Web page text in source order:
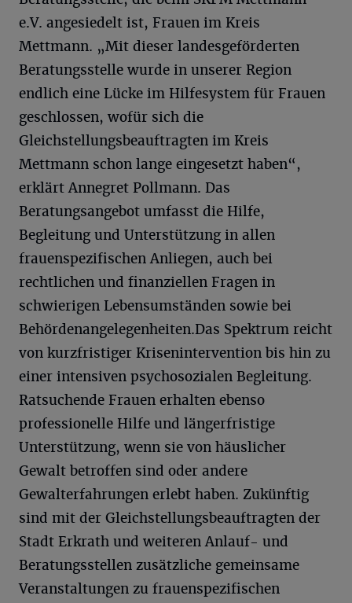
e.V. angesiedelt ist, Frauen im Kreis
Mettmann. „Mit dieser landesgeförderten
Beratungsstelle wurde in unserer Region
endlich eine Lücke im Hilfesystem für Frauen
geschlossen, wofür sich die
Gleichstellungsbeauftragten im Kreis
Mettmann schon lange eingesetzt haben“,
erklärt Annegret Pollmann. Das
Beratungsangebot umfasst die Hilfe,
Begleitung und Unterstützung in allen
frauenspezifischen Anliegen, auch bei
rechtlichen und finanziellen Fragen in
schwierigen Lebensumständen sowie bei
Behördenangelegenheiten.Das Spektrum reicht
von kurzfristiger Krisenintervention bis hin zu
einer intensiven psychosozialen Begleitung.
Ratsuchende Frauen erhalten ebenso
professionelle Hilfe und längerfristige
Unterstützung, wenn sie von häuslicher
Gewalt betroffen sind oder andere
Gewalterfahrungen erlebt haben. Zukünftig
sind mit der Gleichstellungsbeauftragten der
Stadt Erkrath und weiteren Anlauf- und
Beratungsstellen zusätzliche gemeinsame
Veranstaltungen zu frauenspezifischen